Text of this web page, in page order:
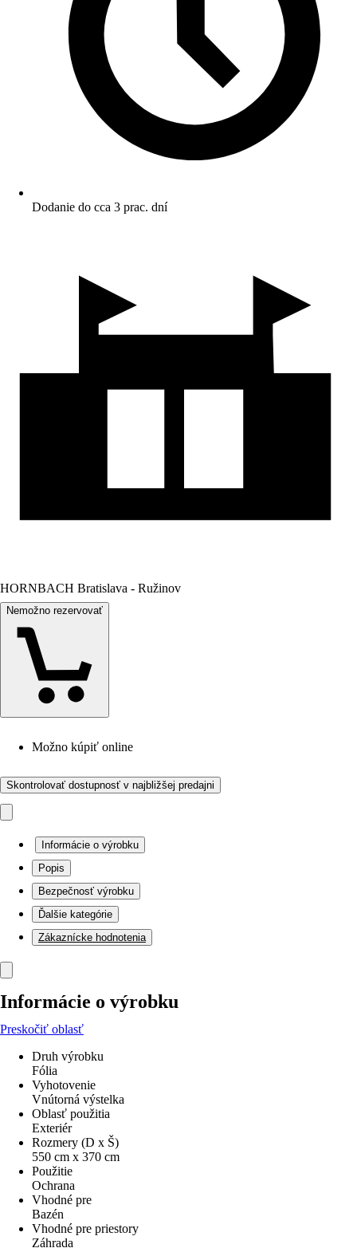
Dodanie do cca 3 prac. dní
HORNBACH Bratislava - Ružinov
Nemožno rezervovať
Možno kúpiť online
Skontrolovať dostupnosť v najbližšej predajni
Informácie o výrobku
Popis
Bezpečnosť výrobku
Ďalšie kategórie
Zákaznícke hodnotenia
Informácie o výrobku
Preskočiť oblasť
Druh výrobku
Fólia
Vyhotovenie
Vnútorná výstelka
Oblasť použitia
Exteriér
Rozmery (D x Š)
550 cm x 370 cm
Použitie
Ochrana
Vhodné pre
Bazén
Vhodné pre priestory
Záhrada